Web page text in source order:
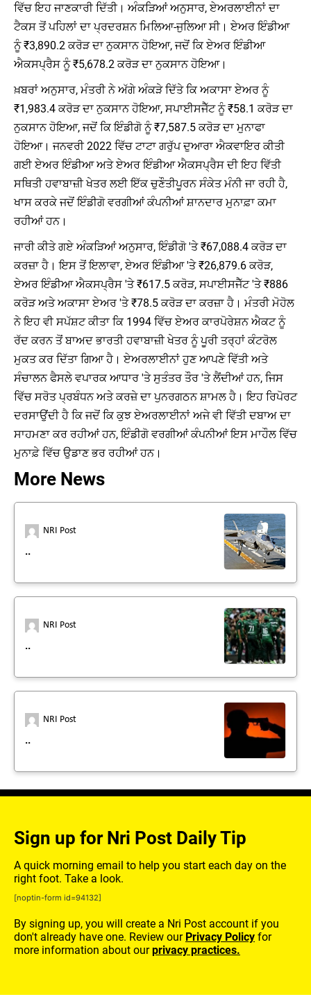
ਵਿੱਚ ਇਹ ਜਾਣਕਾਰੀ ਦਿੱਤੀ। ਅੰਕੜਿਆਂ ਅਨੁਸਾਰ, ਏਅਰਲਾਈਨਾਂ ਦਾ
ਟੈਕਸ ਤੋਂ ਪਹਿਲਾਂ ਦਾ ਪ੍ਰਦਰਸ਼ਨ ਮਿਲਿਆ-ਜੁਲਿਆ ਸੀ। ਏਅਰ ਇੰਡੀਆ
ਨੂੰ ₹3,890.2 ਕਰੋੜ ਦਾ ਨੁਕਸਾਨ ਹੋਇਆ, ਜਦੋਂ ਕਿ ਏਅਰ ਇੰਡੀਆ
ਐਕਸਪ੍ਰੈਸ ਨੂੰ ₹5,678.2 ਕਰੋੜ ਦਾ ਨੁਕਸਾਨ ਹੋਇਆ।
ਖ਼ਬਰਾਂ ਅਨੁਸਾਰ, ਮੰਤਰੀ ਨੇ ਅੱਗੇ ਅੰਕੜੇ ਦਿੱਤੇ ਕਿ ਅਕਾਸਾ ਏਅਰ ਨੂੰ
₹1,983.4 ਕਰੋੜ ਦਾ ਨੁਕਸਾਨ ਹੋਇਆ, ਸਪਾਈਸਜੈੱਟ ਨੂੰ ₹58.1 ਕਰੋੜ ਦਾ
ਨੁਕਸਾਨ ਹੋਇਆ, ਜਦੋਂ ਕਿ ਇੰਡੀਗੋ ਨੂੰ ₹7,587.5 ਕਰੋੜ ਦਾ ਮੁਨਾਫਾ
ਹੋਇਆ। ਜਨਵਰੀ 2022 ਵਿੱਚ ਟਾਟਾ ਗਰੁੱਪ ਦੁਆਰਾ ਐਕਵਾਇਰ ਕੀਤੀ
ਗਈ ਏਅਰ ਇੰਡੀਆ ਅਤੇ ਏਅਰ ਇੰਡੀਆ ਐਕਸਪ੍ਰੈਸ ਦੀ ਇਹ ਵਿੱਤੀ
ਸਥਿਤੀ ਹਵਾਬਾਜ਼ੀ ਖੇਤਰ ਲਈ ਇੱਕ ਚੁਣੌਤੀਪੂਰਨ ਸੰਕੇਤ ਮੰਨੀ ਜਾ ਰਹੀ ਹੈ,
ਖਾਸ ਕਰਕੇ ਜਦੋਂ ਇੰਡੀਗੋ ਵਰਗੀਆਂ ਕੰਪਨੀਆਂ ਸ਼ਾਨਦਾਰ ਮੁਨਾਫ਼ਾ ਕਮਾ
ਰਹੀਆਂ ਹਨ।
ਜਾਰੀ ਕੀਤੇ ਗਏ ਅੰਕੜਿਆਂ ਅਨੁਸਾਰ, ਇੰਡੀਗੋ 'ਤੇ ₹67,088.4 ਕਰੋੜ ਦਾ
ਕਰਜ਼ਾ ਹੈ। ਇਸ ਤੋਂ ਇਲਾਵਾ, ਏਅਰ ਇੰਡੀਆ 'ਤੇ ₹26,879.6 ਕਰੋੜ,
ਏਅਰ ਇੰਡੀਆ ਐਕਸਪ੍ਰੈਸ 'ਤੇ ₹617.5 ਕਰੋੜ, ਸਪਾਈਸਜੈੱਟ 'ਤੇ ₹886
ਕਰੋੜ ਅਤੇ ਅਕਾਸਾ ਏਅਰ 'ਤੇ ₹78.5 ਕਰੋੜ ਦਾ ਕਰਜ਼ਾ ਹੈ। ਮੰਤਰੀ ਮੋਹੋਲ
ਨੇ ਇਹ ਵੀ ਸਪੱਸ਼ਟ ਕੀਤਾ ਕਿ 1994 ਵਿੱਚ ਏਅਰ ਕਾਰਪੋਰੇਸ਼ਨ ਐਕਟ ਨੂੰ
ਰੱਦ ਕਰਨ ਤੋਂ ਬਾਅਦ ਭਾਰਤੀ ਹਵਾਬਾਜ਼ੀ ਖੇਤਰ ਨੂੰ ਪੂਰੀ ਤਰ੍ਹਾਂ ਕੰਟਰੋਲ
ਮੁਕਤ ਕਰ ਦਿੱਤਾ ਗਿਆ ਹੈ। ਏਅਰਲਾਈਨਾਂ ਹੁਣ ਆਪਣੇ ਵਿੱਤੀ ਅਤੇ
ਸੰਚਾਲਨ ਫੈਸਲੇ ਵਪਾਰਕ ਆਧਾਰ 'ਤੇ ਸੁਤੰਤਰ ਤੌਰ 'ਤੇ ਲੈਂਦੀਆਂ ਹਨ, ਜਿਸ
ਵਿੱਚ ਸਰੋਤ ਪ੍ਰਬੰਧਨ ਅਤੇ ਕਰਜ਼ੇ ਦਾ ਪੁਨਰਗਠਨ ਸ਼ਾਮਲ ਹੈ। ਇਹ ਰਿਪੋਰਟ
ਦਰਸਾਉਂਦੀ ਹੈ ਕਿ ਜਦੋਂ ਕਿ ਕੁਝ ਏਅਰਲਾਈਨਾਂ ਅਜੇ ਵੀ ਵਿੱਤੀ ਦਬਾਅ ਦਾ
ਸਾਹਮਣਾ ਕਰ ਰਹੀਆਂ ਹਨ, ਇੰਡੀਗੋ ਵਰਗੀਆਂ ਕੰਪਨੀਆਂ ਇਸ ਮਾਹੌਲ ਵਿੱਚ
ਮੁਨਾਫ਼ੇ ਵਿੱਚ ਉਡਾਣ ਭਰ ਰਹੀਆਂ ਹਨ।
More News
NRI Post
..
NRI Post
..
NRI Post
..
Sign up for Nri Post Daily Tip
A quick morning email to help you start each day on the
right foot. Take a look.
[noptin-form id=94132]
By signing up, you will create a Nri Post account if you
don't already have one. Review our Privacy Policy for
more information about ourprivacy practices.